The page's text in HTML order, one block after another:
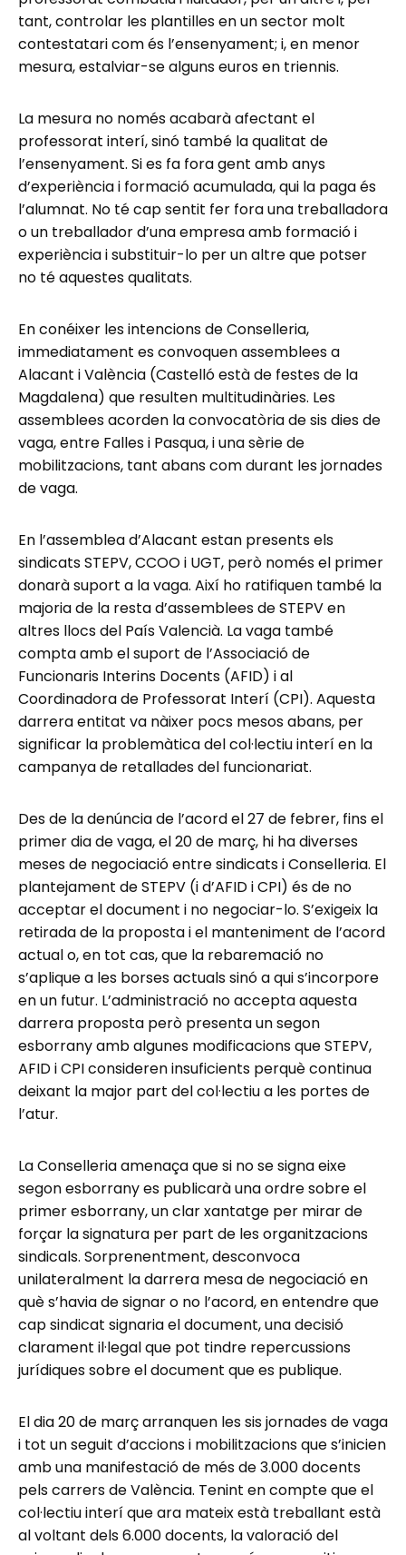
tant, controlar les plantilles en un sector molt
contestatari com és l’ensenyament; i, en menor
mesura, estalviar-se alguns euros en triennis.
La mesura no només acabarà afectant el
professorat interí, sinó també la qualitat de
l’ensenyament. Si es fa fora gent amb anys
d’experiència i formació acumulada, qui la paga és
l’alumnat. No té cap sentit fer fora una treballadora
o un treballador d’una empresa amb formació i
experiència i substituir-lo per un altre que potser
no té aquestes qualitats.
En conéixer les intencions de Conselleria,
immediatament es convoquen assemblees a
Alacant i València (Castelló està de festes de la
Magdalena) que resulten multitudinàries. Les
assemblees acorden la convocatòria de sis dies de
vaga, entre Falles i Pasqua, i una sèrie de
mobilitzacions, tant abans com durant les jornades
de vaga.
En l’assemblea d’Alacant estan presents els
sindicats STEPV, CCOO i UGT, però només el primer
donarà suport a la vaga. Així ho ratifiquen també la
majoria de la resta d’assemblees de STEPV en
altres llocs del País Valencià. La vaga també
compta amb el suport de l’Associació de
Funcionaris Interins Docents (AFID) i al
Coordinadora de Professorat Interí (CPI). Aquesta
darrera entitat va nàixer pocs mesos abans, per
significar la problemàtica del col·lectiu interí en la
campanya de retallades del funcionariat.
Des de la denúncia de l’acord el 27 de febrer, fins el
primer dia de vaga, el 20 de març, hi ha diverses
meses de negociació entre sindicats i Conselleria. El
plantejament de STEPV (i d’AFID i CPI) és de no
acceptar el document i no negociar-lo. S’exigeix la
retirada de la proposta i el manteniment de l’acord
actual o, en tot cas, que la rebaremació no
s’aplique a les borses actuals sinó a qui s’incorpore
en un futur. L’administració no accepta aquesta
darrera proposta però presenta un segon
esborrany amb algunes modificacions que STEPV,
AFID i CPI consideren insuficients perquè continua
deixant la major part del col·lectiu a les portes de
l’atur.
La Conselleria amenaça que si no se signa eixe
segon esborrany es publicarà una ordre sobre el
primer esborrany, un clar xantatge per mirar de
forçar la signatura per part de les organitzacions
sindicals. Sorprenentment, desconvoca
unilateralment la darrera mesa de negociació en
què s’havia de signar o no l’acord, en entendre que
cap sindicat signaria el document, una decisió
clarament il·legal que pot tindre repercussions
jurídiques sobre el document que es publique.
El dia 20 de març arranquen les sis jornades de vaga
i tot un seguit d’accions i mobilitzacions que s’inicien
amb una manifestació de més de 3.000 docents
pels carrers de València. Tenint en compte que el
col·lectiu interí que ara mateix està treballant està
al voltant dels 6.000 docents, la valoració del